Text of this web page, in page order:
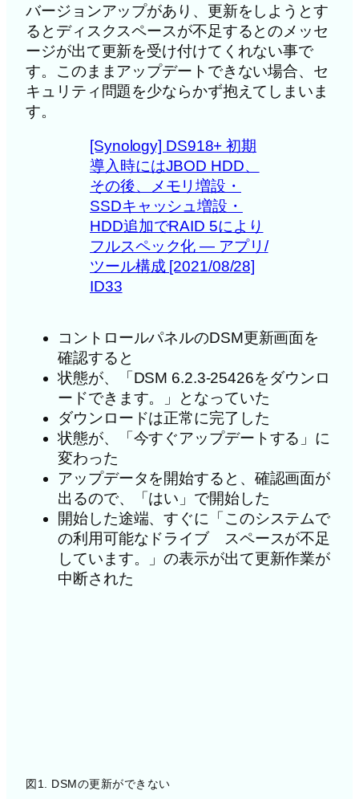
バージョンアップがあり、更新をしようとす
るとディスクスペースが不足するとのメッセ
ージが出て更新を受け付けてくれない事で
す。このままアップデートできない場合、セ
キュリティ問題を少ならかず抱えてしまいま
す。
[Synology] DS918+ 初期
導入時にはJBOD HDD、
その後、メモリ増設・
SSDキャッシュ増設・
HDD追加でRAID 5により
フルスペック化 — アプリ/
ツール構成 [2021/08/28]
ID33
コントロールパネルのDSM更新画面を
確認すると
状態が、「DSM 6.2.3-25426をダウンロ
ードできます。」となっていた
ダウンロードは正常に完了した
状態が、「今すぐアップデートする」に
変わった
アップデータを開始すると、確認画面が
出るので、「はい」で開始した
開始した途端、すぐに「このシステムで
の利用可能なドライブ スペースが不足
しています。」の表示が出て更新作業が
中断された
図1. DSMの更新ができない